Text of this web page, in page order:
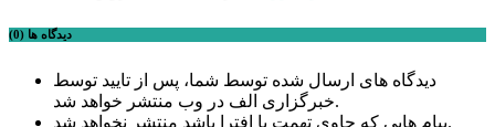
دیدگاه ها (0)
دیدگاه های ارسال شده توسط شما، پس از تایید توسط
خبرگزاری الف در وب منتشر خواهد شد.
پیام هایی که حاوی تهمت یا افترا باشد منتشر نخواهد شد.